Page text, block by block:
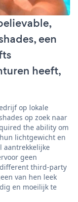
een
heeft,
op lokale
op zoek naar
the ability om
lichtgewicht en
aantrekkelijke
geen
third-party
van hen leek
en moeilijk te